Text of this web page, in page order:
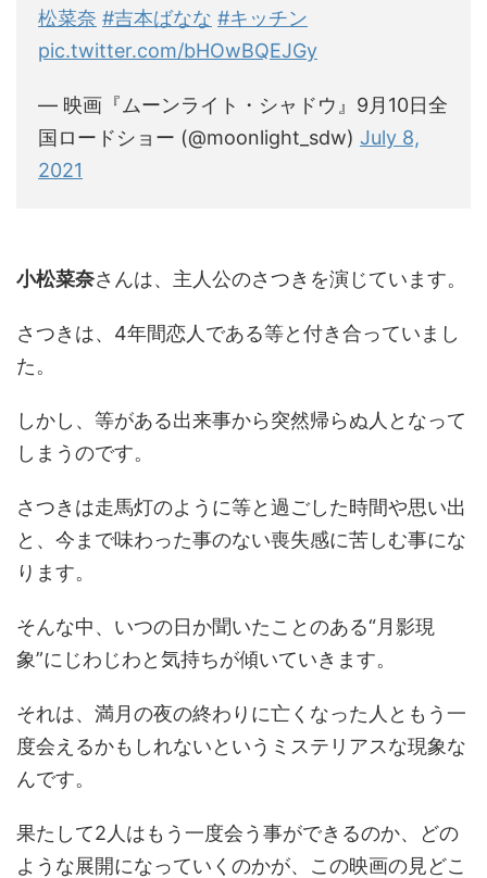
松菜奈 #吉本ばなな #キッチン
pic.twitter.com/bHOwBQEJGy
— 映画『ムーンライト・シャドウ』9月10日全
国ロードショー (@moonlight_sdw) July 8,
2021
小松菜奈さんは、主人公のさつきを演じています。
さつきは、4年間恋人である等と付き合っていまし
た。
しかし、等がある出来事から突然帰らぬ人となって
しまうのです。
さつきは走馬灯のように等と過ごした時間や思い出
と、今まで味わった事のない喪失感に苦しむ事にな
ります。
そんな中、いつの日か聞いたことのある“月影現
象”にじわじわと気持ちが傾いていきます。
それは、満月の夜の終わりに亡くなった人ともう一
度会えるかもしれないというミステリアスな現象な
んです。
果たして2人はもう一度会う事ができるのか、どの
ような展開になっていくのかが、この映画の見どこ